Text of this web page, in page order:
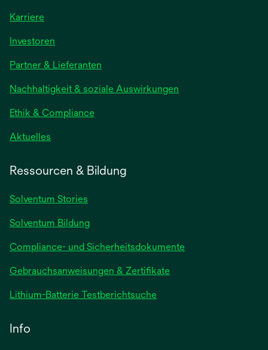
Karriere
Investoren
einer
neuen
geöffnet
Partner & Lieferanten
Nachhaltigkeit & soziale Auswirkungen
Ethik & Compliance
Aktuelles
Registerkarte
Ressourcen & Bildung
Solventum Stories
Solventum Bildung
Compliance- und Sicherheitsdokumente
Gebrauchsanweisungen & Zertifikatewird
Lithium-Batterie Testberichtsuchewird
Info